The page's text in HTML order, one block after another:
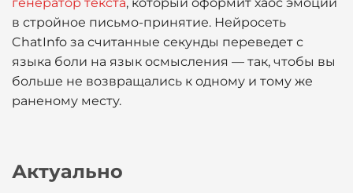
в стройное письмо-принятие. Нейросеть
ChatInfo за считанные секунды переведет с
языка боли на язык осмысления — так, чтобы вы
больше не возвращались к одному и тому же
раненому месту.
Актуально